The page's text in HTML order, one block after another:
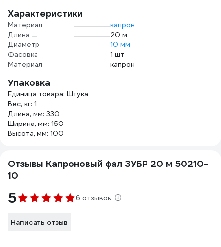
Характеристики
Материал
капрон
Длина
20 м
Диаметр
10 мм
Фасовка
1 шт
Материал
капрон
Упаковка
Единица товара: Штука
Вес, кг: 1
Длина, мм: 330
Ширина, мм: 150
Высота, мм: 100
Отзывы Капроновый фал ЗУБР 20 м 50210-
10
5 6 отзывов
Написать отзыв